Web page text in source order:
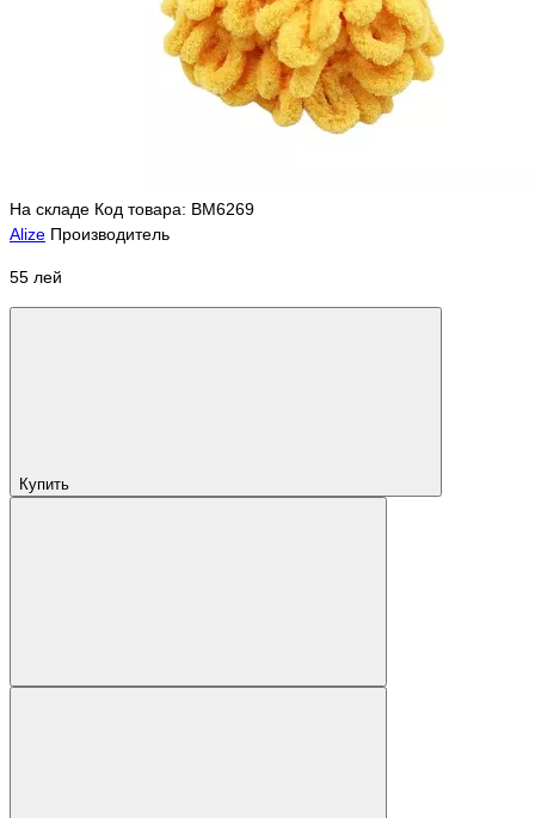
На складе Код товара: BM6269
Alize Производитель
55 лей
Купить